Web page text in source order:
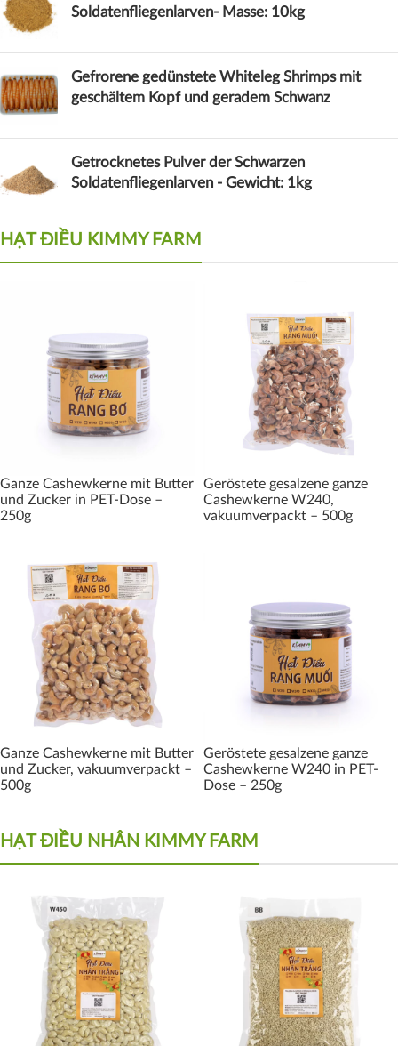
Soldatenfliegenlarven- Masse: 10kg
Gefrorene gedünstete Whiteleg Shrimps mit
geschältem Kopf und geradem Schwanz
Getrocknetes Pulver der Schwarzen
Soldatenfliegenlarven - Gewicht: 1kg
HẠT ĐIỀU KIMMY FARM
Ganze Cashewkerne mit Butter
und Zucker in PET-Dose –
250g
Geröstete gesalzene ganze
Cashewkerne W240,
vakuumverpackt – 500g
Ganze Cashewkerne mit Butter
und Zucker, vakuumverpackt –
500g
Geröstete gesalzene ganze
Cashewkerne W240 in PET-
Dose – 250g
HẠT ĐIỀU NHÂN KIMMY FARM